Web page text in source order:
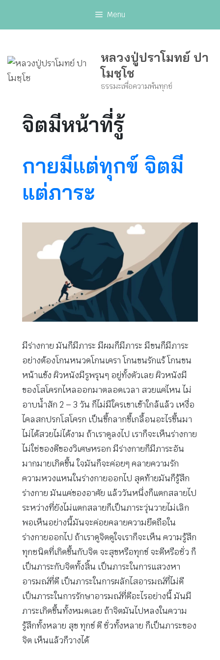
Menu
หลวงปู่ปราโมทย์ ปา
โมชฺโช
ธรรมะเพื่อความพ้นทุกข์
จิตมีหน้าที่รู้
กายมีแต่ทุกข์ จิตมี
แต่ภาระ
มีร่างกาย มันก็มีภาระ มีผมก็มีภาระ มีขนก็มีภาระ
อย่างต้องโกนหนวดโกนเครา โกนขนรักแร้ โกนขน
หน้าแข้ง ผิวหนังมีรูพรุนๆ อยู่ทั้งตัวเลย ผิวหนังมี
ของโสโครกไหลออกมาตลอดเวลา สวยแค่ไหน ไม่
อาบน้ำสัก 2 – 3 วัน ก็ไม่มีใครเขาเข้าใกล้แล้ว เหงื่อ
ไคลสกปรกโสโครก เป็นขี้กลากขี้เกลื้อนอะไรขึ้นมา
ไม่ได้สวยไม่ได้งาม ถ้าเราดูลงไป เราก็จะเห็นร่างกาย
ไม่ใช่ของดีของวิเศษหรอก มีร่างกายก็มีภาระอัน
มากมายเกิดขึ้น ใจมันก็จะค่อยๆ คลายความรัก
ความหวงแหนในร่างกายออกไป สุดท้ายมันก็รู้สึก
ร่างกาย มันแค่ของอาศัย แล้ววันหนึ่งก็แตกสลายไป
ระหว่างที่ยังไม่แตกสลายก็เป็นภาระวุ่นวายไม่เลิก
พอเห็นอย่างนี้มันจะค่อยคลายความยึดถือใน
ร่างกายออกไป ถ้าเราดูจิตดูใจเราก็จะเห็น ความรู้สึก
ทุกชนิดที่เกิดขึ้นกับจิต จะสุขหรือทุกข์ จะดีหรือชั่ว ก็
เป็นภาระกับจิตทั้งสิ้น เป็นภาระในการแสวงหา
อารมณ์ที่ดี เป็นภาระในการผลักไสอารมณ์ที่ไม่ดี
เป็นภาระในการรักษาอารมณ์ที่ดีอะไรอย่างนี้ มันมี
ภาระเกิดขึ้นทั้งหมดเลย ถ้าจิตมันไปหลงในความ
รู้สึกทั้งหลาย สุข ทุกข์ ดี ชั่วทั้งหลาย ก็เป็นภาระของ
จิต เห็นแล้วก็วางได้